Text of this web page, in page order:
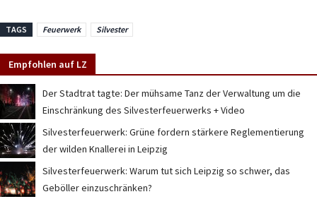
TAGS Feuerwerk Silvester
Empfohlen auf LZ
Der Stadtrat tagte: Der mühsame Tanz der Verwaltung um die
Einschränkung des Silvesterfeuerwerks + Video
Silvesterfeuerwerk: Grüne fordern stärkere Reglementierung
der wilden Knallerei in Leipzig
Silvesterfeuerwerk: Warum tut sich Leipzig so schwer, das
Geböller einzuschränken?